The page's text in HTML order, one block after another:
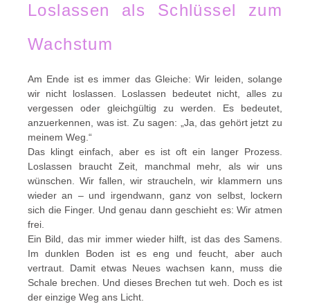
Loslassen als Schlüssel zum
Wachstum
Am Ende ist es immer das Gleiche: Wir leiden, solange
wir nicht loslassen. Loslassen bedeutet nicht, alles zu
vergessen oder gleichgültig zu werden. Es bedeutet,
anzuerkennen, was ist. Zu sagen: „Ja, das gehört jetzt zu
meinem Weg.“
Das klingt einfach, aber es ist oft ein langer Prozess.
Loslassen braucht Zeit, manchmal mehr, als wir uns
wünschen. Wir fallen, wir straucheln, wir klammern uns
wieder an – und irgendwann, ganz von selbst, lockern
sich die Finger. Und genau dann geschieht es: Wir atmen
frei.
Ein Bild, das mir immer wieder hilft, ist das des Samens.
Im dunklen Boden ist es eng und feucht, aber auch
vertraut. Damit etwas Neues wachsen kann, muss die
Schale brechen. Und dieses Brechen tut weh. Doch es ist
der einzige Weg ans Licht.